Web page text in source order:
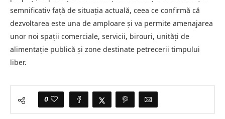
semnificativ față de situația actuală, ceea ce confirmă că
dezvoltarea este una de amploare și va permite amenajarea
unor noi spații comerciale, servicii, birouri, unități de
alimentație publică și zone destinate petrecerii timpului
liber.
0